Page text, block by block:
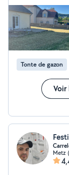
Tonte de gazon
Metz